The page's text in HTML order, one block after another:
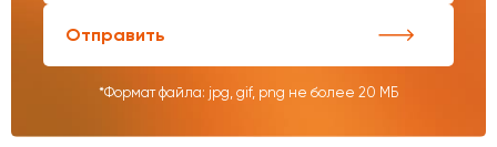
Отправить
*Формат файла: jpg, gif, png не более 20 МБ